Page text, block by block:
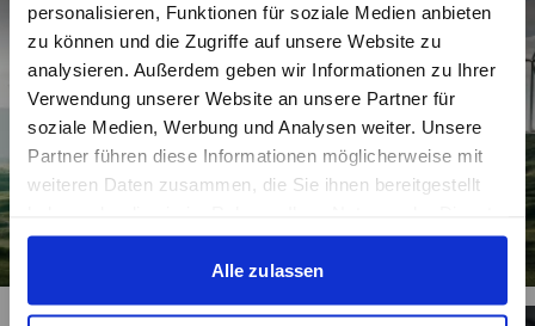
personalisieren, Funktionen für soziale Medien anbieten
zu können und die Zugriffe auf unsere Website zu
analysieren. Außerdem geben wir Informationen zu Ihrer
Verwendung unserer Website an unsere Partner für
soziale Medien, Werbung und Analysen weiter. Unsere
Partner führen diese Informationen möglicherweise mit
weiteren Daten zusammen, die Sie ihnen bereitgestellt
gesammelt haben.
Alle zulassen
Brand Kommunikation
TRANSPARENTE
NACHHALTIGKEITSKOMMUNIKATION